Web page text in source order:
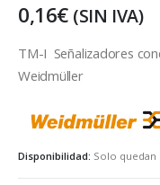
0,16€ (SIN IVA)
TM-I Señalizadores
Weidmüller
Disponibilidad: Solo quedan